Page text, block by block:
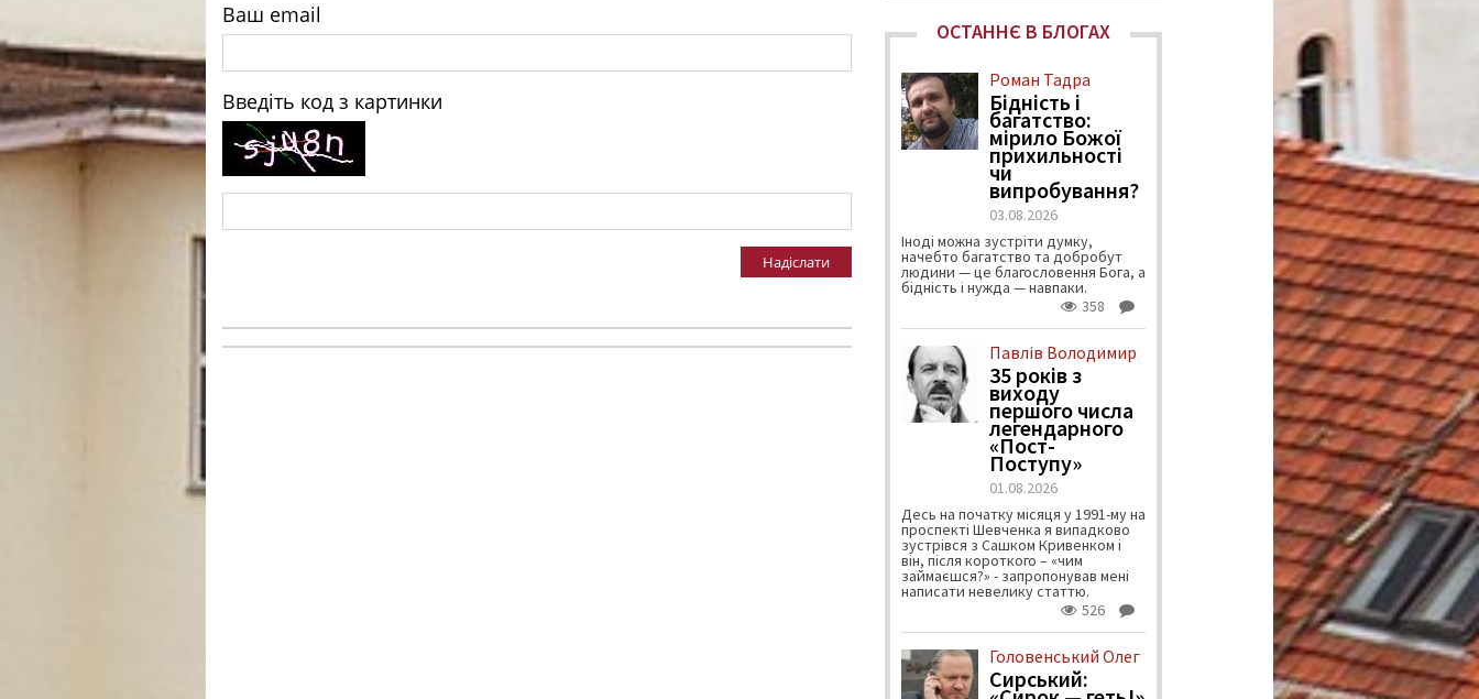
Ваш email
Введіть код з картинки
Надіслати
ОСТАННЄ В БЛОГАХ
Роман Тадра
Бідність і
багатство:
мірило Божої
прихильності
чи
випробування?
03.08.2026
Іноді можна зустріти думку,
начебто багатство та добробут
людини — це благословення Бога, а
бідність і нужда — навпаки.
358
Павлів Володимир
35 років з
виходу
першого числа
легендарного
«Пост-
Поступу»
01.08.2026
Десь на початку місяця у 1991-му на
проспекті Шевченка я випадково
зустрівся з Сашком Кривенком і
він, після короткого – «чим
займаєшся?» - запропонував мені
написати невелику статтю.
526
Головенський Олег
Сирський: